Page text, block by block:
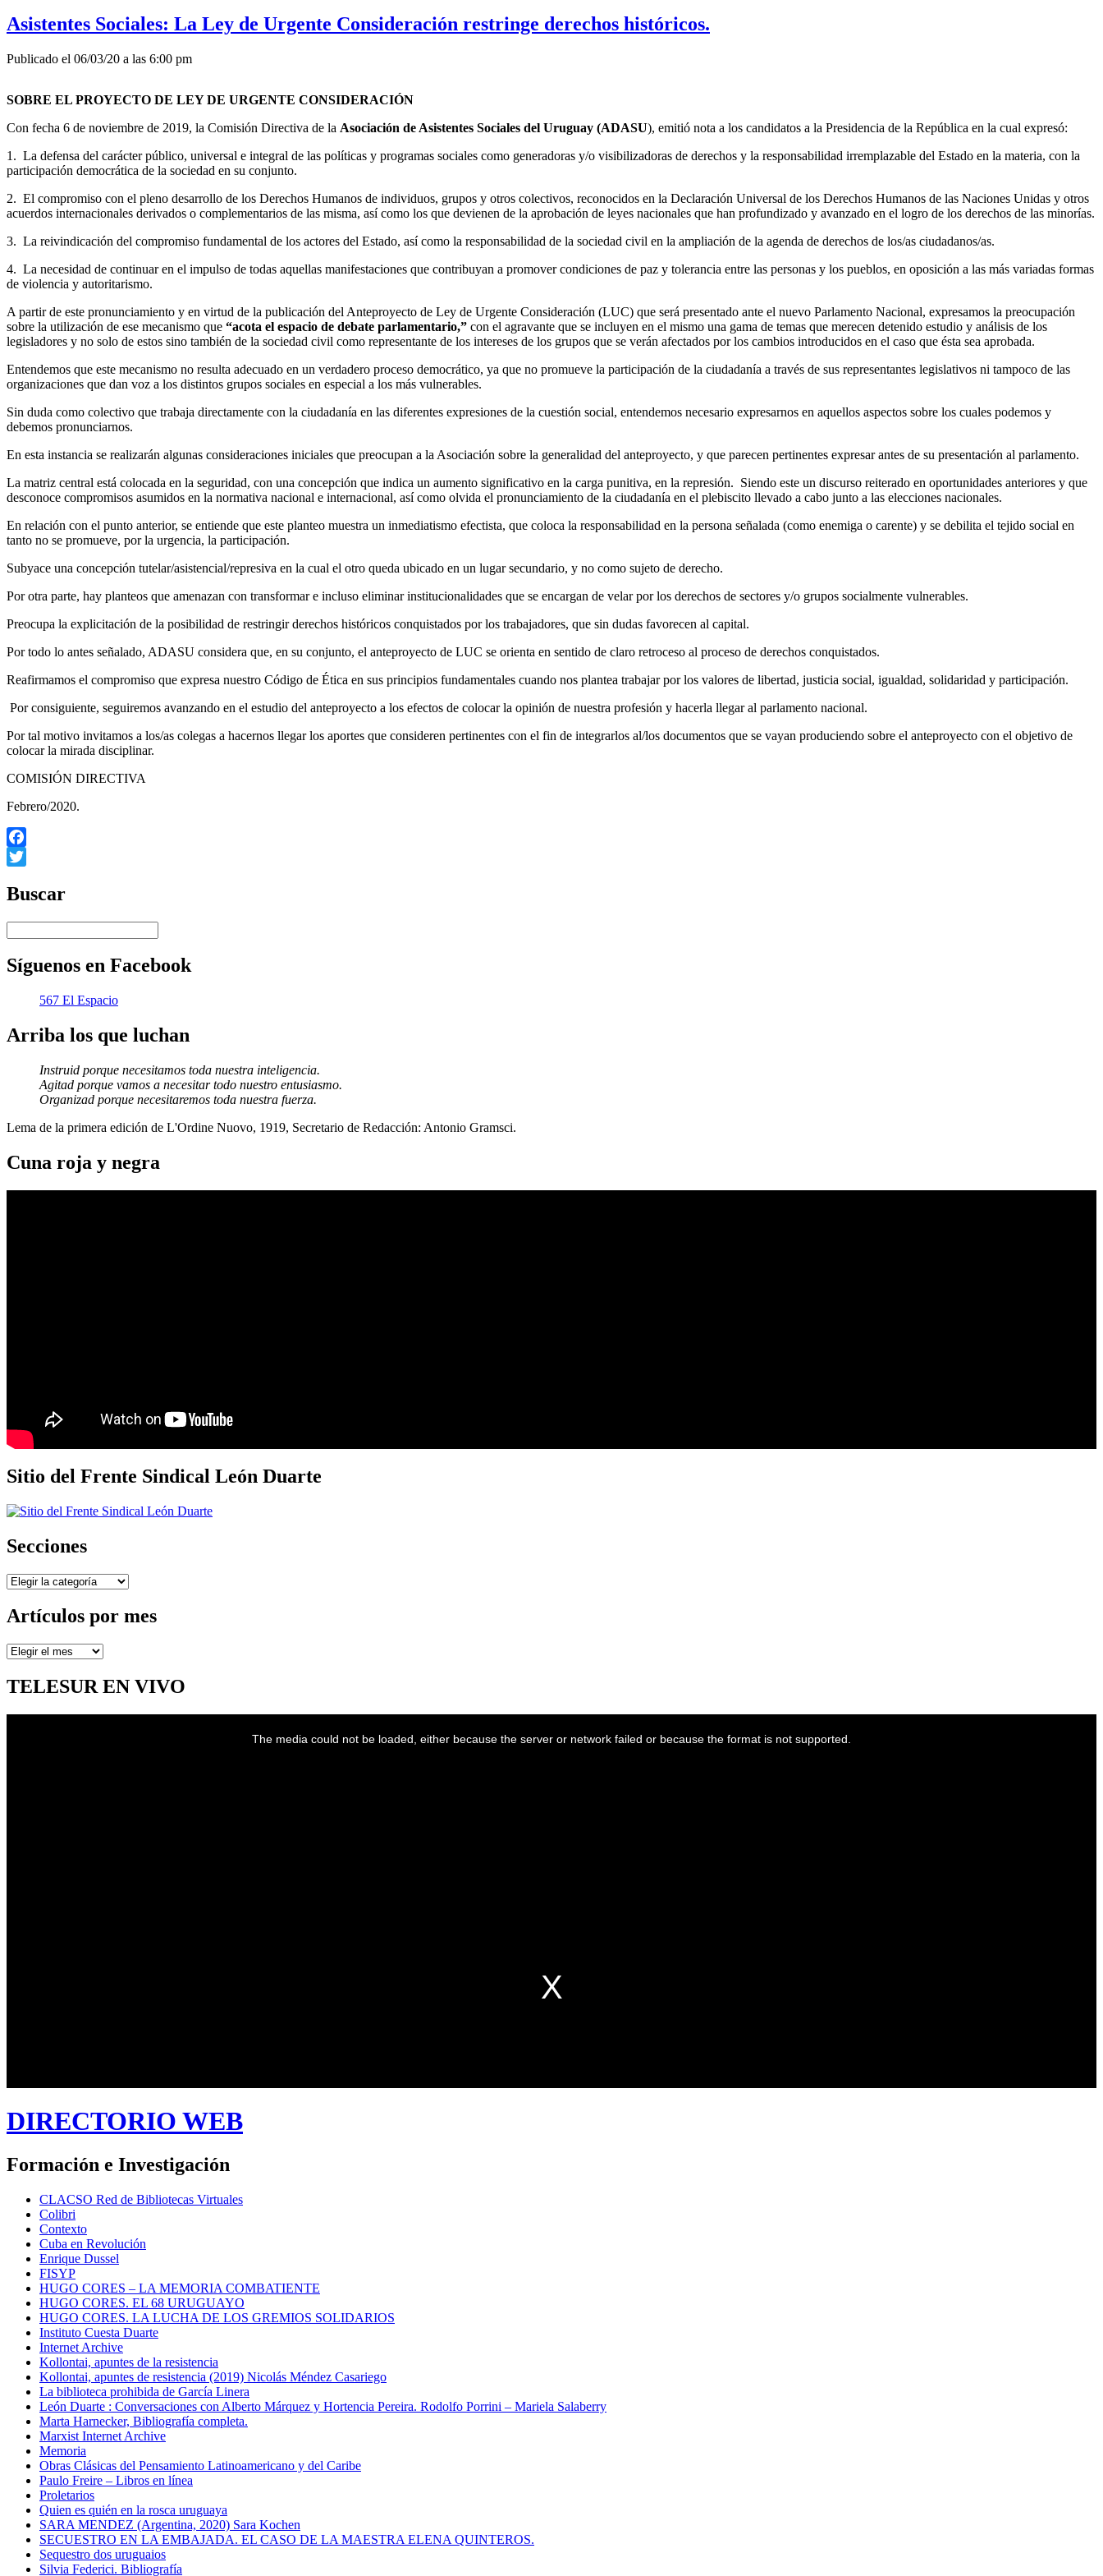
Asistentes Sociales: La Ley de Urgente Consideración restringe derechos históricos.
Publicado el 06/03/20 a las 6:00 pm
SOBRE EL PROYECTO DE LEY DE URGENTE CONSIDERACIÓN
Con fecha 6 de noviembre de 2019, la Comisión Directiva de la Asociación de Asistentes Sociales del Uruguay (ADASU), emitió nota a los candidatos a la Presidencia de la República en la cual expresó:
1. La defensa del carácter público, universal e integral de las políticas y programas sociales como generadoras y/o visibilizadoras de derechos y la responsabilidad irremplazable del Estado en la materia, con la
participación democrática de la sociedad en su conjunto.
2. El compromiso con el pleno desarrollo de los Derechos Humanos de individuos, grupos y otros colectivos, reconocidos en la Declaración Universal de los Derechos Humanos de las Naciones Unidas y otros
acuerdos internacionales derivados o complementarios de las misma, así como los que devienen de la aprobación de leyes nacionales que han profundizado y avanzado en el logro de los derechos de las minorías.
3. La reivindicación del compromiso fundamental de los actores del Estado, así como la responsabilidad de la sociedad civil en la ampliación de la agenda de derechos de los/as ciudadanos/as.
4. La necesidad de continuar en el impulso de todas aquellas manifestaciones que contribuyan a promover condiciones de paz y tolerancia entre las personas y los pueblos, en oposición a las más variadas formas
de violencia y autoritarismo.
A partir de este pronunciamiento y en virtud de la publicación del Anteproyecto de Ley de Urgente Consideración (LUC) que será presentado ante el nuevo Parlamento Nacional, expresamos la preocupación
sobre la utilización de ese mecanismo que “acota el espacio de debate parlamentario,” con el agravante que se incluyen en el mismo una gama de temas que merecen detenido estudio y análisis de los
legisladores y no solo de estos sino también de la sociedad civil como representante de los intereses de los grupos que se verán afectados por los cambios introducidos en el caso que ésta sea aprobada.
Entendemos que este mecanismo no resulta adecuado en un verdadero proceso democrático, ya que no promueve la participación de la ciudadanía a través de sus representantes legislativos ni tampoco de las
organizaciones que dan voz a los distintos grupos sociales en especial a los más vulnerables.
Sin duda como colectivo que trabaja directamente con la ciudadanía en las diferentes expresiones de la cuestión social, entendemos necesario expresarnos en aquellos aspectos sobre los cuales podemos y
debemos pronunciarnos.
En esta instancia se realizarán algunas consideraciones iniciales que preocupan a la Asociación sobre la generalidad del anteproyecto, y que parecen pertinentes expresar antes de su presentación al parlamento.
La matriz central está colocada en la seguridad, con una concepción que indica un aumento significativo en la carga punitiva, en la represión. Siendo este un discurso reiterado en oportunidades anteriores y que
desconoce compromisos asumidos en la normativa nacional e internacional, así como olvida el pronunciamiento de la ciudadanía en el plebiscito llevado a cabo junto a las elecciones nacionales.
En relación con el punto anterior, se entiende que este planteo muestra un inmediatismo efectista, que coloca la responsabilidad en la persona señalada (como enemiga o carente) y se debilita el tejido social en
tanto no se promueve, por la urgencia, la participación.
Subyace una concepción tutelar/asistencial/represiva en la cual el otro queda ubicado en un lugar secundario, y no como sujeto de derecho.
Por otra parte, hay planteos que amenazan con transformar e incluso eliminar institucionalidades que se encargan de velar por los derechos de sectores y/o grupos socialmente vulnerables.
Preocupa la explicitación de la posibilidad de restringir derechos históricos conquistados por los trabajadores, que sin dudas favorecen al capital.
Por todo lo antes señalado, ADASU considera que, en su conjunto, el anteproyecto de LUC se orienta en sentido de claro retroceso al proceso de derechos conquistados.
Reafirmamos el compromiso que expresa nuestro Código de Ética en sus principios fundamentales cuando nos plantea trabajar por los valores de libertad, justicia social, igualdad, solidaridad y participación.
Por consiguiente, seguiremos avanzando en el estudio del anteproyecto a los efectos de colocar la opinión de nuestra profesión y hacerla llegar al parlamento nacional.
Por tal motivo invitamos a los/as colegas a hacernos llegar los aportes que consideren pertinentes con el fin de integrarlos al/los documentos que se vayan produciendo sobre el anteproyecto con el objetivo de
colocar la mirada disciplinar.
COMISIÓN DIRECTIVA
Febrero/2020.
Facebook
Buscar
Síguenos en Facebook
567 El Espacio
Arriba los que luchan
Instruid porque necesitamos toda nuestra inteligencia.
Agitad porque vamos a necesitar todo nuestro entusiasmo.
Organizad porque necesitaremos toda nuestra fuerza.
Lema de la primera edición de L'Ordine Nuovo, 1919, Secretario de Redacción: Antonio Gramsci.
Cuna roja y negra
Sitio del Frente Sindical León Duarte
Secciones
Secciones
Artículos por mes
Artículos
mes
TELESUR EN VIVO
DIRECTORIO WEB
Formación e Investigación
CLACSO Red de Bibliotecas Virtuales
Colibri
Contexto
Cuba en Revolución
Enrique Dussel
FISYP
HUGO CORES – LA MEMORIA COMBATIENTE
HUGO CORES. EL 68 URUGUAYO
HUGO CORES. LA LUCHA DE LOS GREMIOS SOLIDARIOS
Instituto Cuesta Duarte
Internet Archive
Kollontai, apuntes de la resistencia
Kollontai, apuntes de resistencia (2019) Nicolás Méndez Casariego
La biblioteca prohibida de García Linera
León Duarte : Conversaciones con Alberto Márquez y Hortencia Pereira. Rodolfo Porrini – Mariela Salaberry
Marta Harnecker, Bibliografía completa.
Marxist Internet Archive
Memoria
Obras Clásicas del Pensamiento Latinoamericano y del Caribe
Paulo Freire – Libros en línea
Proletarios
Quien es quién en la rosca uruguaya
SARA MENDEZ (Argentina, 2020) Sara Kochen
SECUESTRO EN LA EMBAJADA. EL CASO DE LA MAESTRA ELENA QUINTEROS.
Sequestro dos uruguaios
Silvia Federici. Bibliografía